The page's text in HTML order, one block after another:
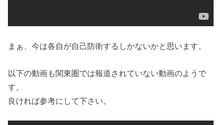
まぁ、今は各自が自己防衛するしかないかと思います。
以下の動画も関東圏では報道されていない動画のようで
す。
良ければ参考にして下さい。